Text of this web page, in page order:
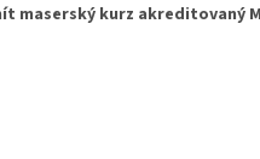
maserský kurz akreditovaný